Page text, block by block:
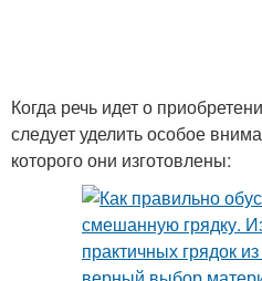
Когда речь идет о
следует уделить особое
которого они изготовлены: